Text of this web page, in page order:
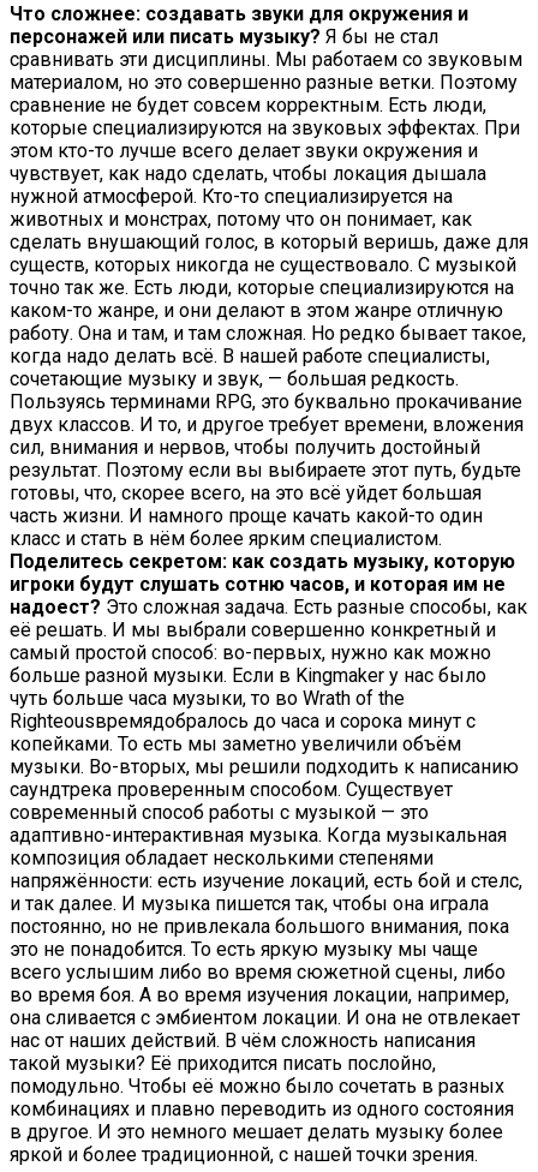
Что сложнее: создавать звуки для окружения и
персонажей или писать музыку? Я бы не стал
сравнивать эти дисциплины. Мы работаем со звуковым
материалом, но это совершенно разные ветки. Поэтому
сравнение не будет совсем корректным. Есть люди,
которые специализируются на звуковых эффектах. При
этом кто-то лучше всего делает звуки окружения и
чувствует, как надо сделать, чтобы локация дышала
нужной атмосферой. Кто-то специализируется на
животных и монстрах, потому что он понимает, как
сделать внушающий голос, в который веришь, даже для
существ, которых никогда не существовало. С музыкой
точно так же. Есть люди, которые специализируются на
каком-то жанре, и они делают в этом жанре отличную
работу. Она и там, и там сложная. Но редко бывает такое,
когда надо делать всё. В нашей работе специалисты,
сочетающие музыку и звук, — большая редкость.
Пользуясь терминами RPG, это буквально прокачивание
двух классов. И то, и другое требует времени, вложения
сил, внимания и нервов, чтобы получить достойный
результат. Поэтому если вы выбираете этот путь, будьте
готовы, что, скорее всего, на это всё уйдет большая
часть жизни. И намного проще качать какой-то один
класс и стать в нём более ярким специалистом.
Поделитесь секретом: как создать музыку, которую
игроки будут слушать сотню часов, и которая им не
надоест? Это сложная задача. Есть разные способы, как
её решать. И мы выбрали совершенно конкретный и
самый простой способ: во-первых, нужно как можно
больше разной музыки. Если в Kingmaker у нас было
чуть больше часа музыки, то во Wrath of the
Righteousвремядобралось до часа и сорока минут с
копейками. То есть мы заметно увеличили объём
музыки. Во-вторых, мы решили подходить к написанию
саундтрека проверенным способом. Существует
современный способ работы с музыкой — это
адаптивно-интерактивная музыка. Когда музыкальная
композиция обладает несколькими степенями
напряжённости: есть изучение локаций, есть бой и стелс,
и так далее. И музыка пишется так, чтобы она играла
постоянно, но не привлекала большого внимания, пока
это не понадобится. То есть яркую музыку мы чаще
всего услышим либо во время сюжетной сцены, либо
во время боя. А во время изучения локации, например,
она сливается с эмбиентом локации. И она не отвлекает
нас от наших действий. В чём сложность написания
такой музыки? Её приходится писать послойно,
помодульно. Чтобы её можно было сочетать в разных
комбинациях и плавно переводить из одного состояния
в другое. И это немного мешает делать музыку более
яркой и более традиционной, с нашей точки зрения.